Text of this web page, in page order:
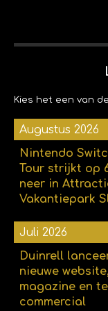
Kies het een van
Augustus 2026
Nintendo
Tour strijkt op
neer in
Vakantiepark
Juli 2026
Duinrell
nieuwe
magazine en
commercial